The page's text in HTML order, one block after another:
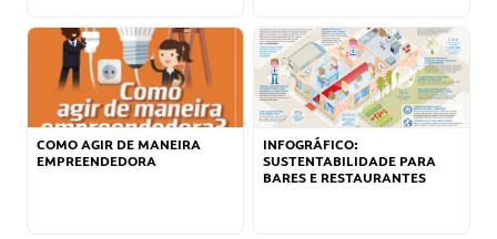
COMO AGIR DE MANEIRA
EMPREENDEDORA
INFOGRÁFICO:
SUSTENTABILIDADE PARA
BARES E RESTAURANTES